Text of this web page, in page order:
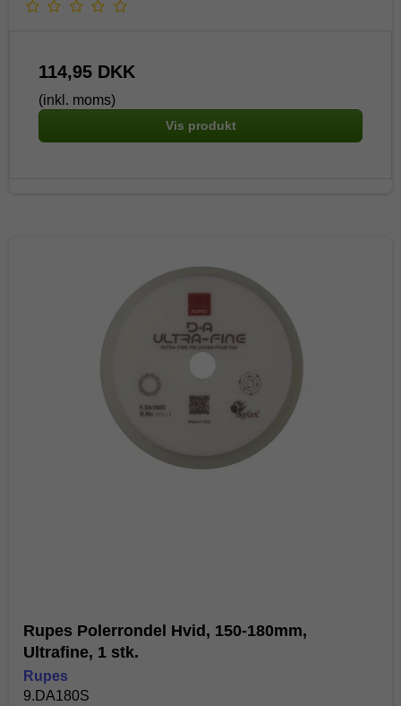
114,95 DKK
(inkl. moms)
Vis produkt
Rupes Polerrondel Hvid, 150-180mm,
Ultrafine, 1 stk.
Rupes
9.DA180S